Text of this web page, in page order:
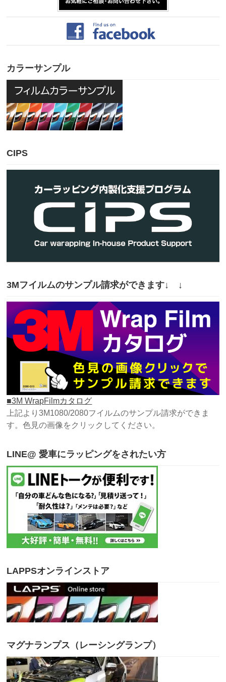
カラーサンプル
CIPS
3Mフイルムのサンプル請求ができます↓ ↓
■3M WrapFilmカタログ
上記より3M1080/2080フイルムのサンプル請求ができま
す。色見の画像をクリックしてください。
LINE@ 愛車にラッピングをされたい方
LAPPSオンラインストア
マグナランプス（レーシングランプ）